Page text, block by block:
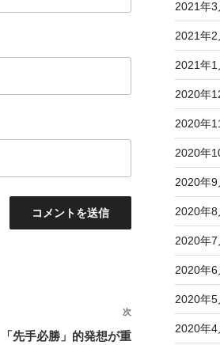
次
先手必勝」的発想が重
2021年3
2021年2
2021年1
2020年
2020年
2020年
2020年9
2020年8
2020年7
2020年6
2020年5
2020年4